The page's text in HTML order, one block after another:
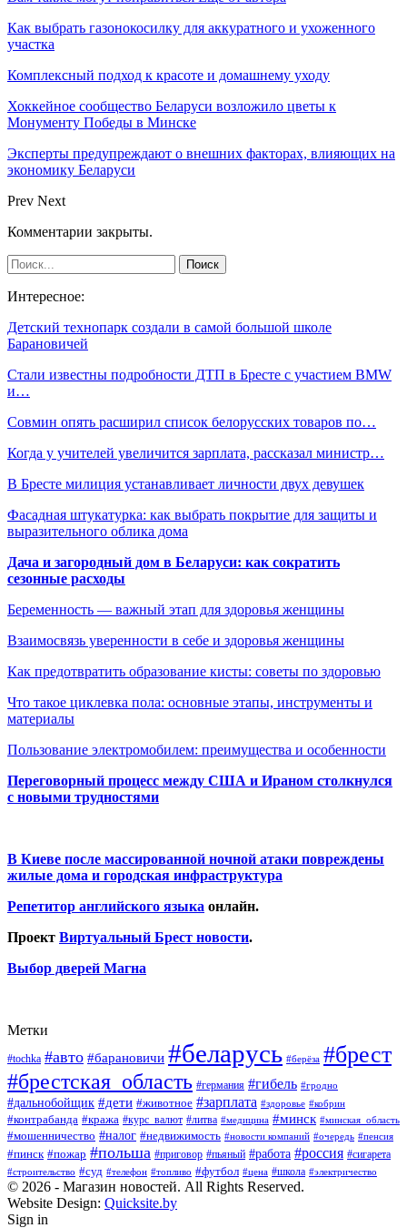
Как выбрать газонокосилку для аккуратного и ухоженного
участка
Комплексный подход к красоте и домашнему уходу
Хоккейное сообщество Беларуси возложило цветы к
Монументу Победы в Минске
Эксперты предупреждают о внешних факторах, влияющих на
экономику Беларуси
Prev Next
Комментарии закрыты.
Интересное:
Детский технопарк создали в самой большой школе
Барановичей
Стали известны подробности ДТП в Бресте с участием BMW
и…
Совмин опять расширил список белорусских товаров по…
Когда у учителей увеличится зарплата, рассказал министр…
В Бресте милиция устанавливает личности двух девушек
Фасадная штукатурка: как выбрать покрытие для защиты и
выразительного облика дома
Дача и загородный дом в Беларуси: как сократить
сезонные расходы
Беременность — важный этап для здоровья женщины
Взаимосвязь уверенности в себе и здоровья женщины
Как предотвратить образование кисты: советы по здоровью
Что такое циклевка пола: основные этапы, инструменты и
материалы
Пользование электромобилем: преимущества и особенности
Переговорный процесс между США и Ираном столкнулся
с новыми трудностями
В Киеве после массированной ночной атаки повреждены
жилые дома и городская инфраструктура
Репетитор английского языка онлайн.
Проект Виртуальный Брест новости.
Выбор дверей Магна
Метки
#tochka #авто #барановичи #беларусь #берёза #брест
#брестская_область #германия #гибель #гродно
#дальнобойщик #дети #животное #зарплата #здоровье #кобрин
#контрабанда #кража #курс_валют #литва #медицина #минск #минская_область
#мошенничество #налог #недвижимость #новости компаний #очередь #пенсия
#пинск #пожар #польша #приговор #пьяный #работа #россия #сигарета
#строительство #суд #телефон #топливо #футбол #цена #школа #электричество
© 2026 - Магазин новостей. All Rights Reserved.
Website Design: Quicksite.by
Sign in